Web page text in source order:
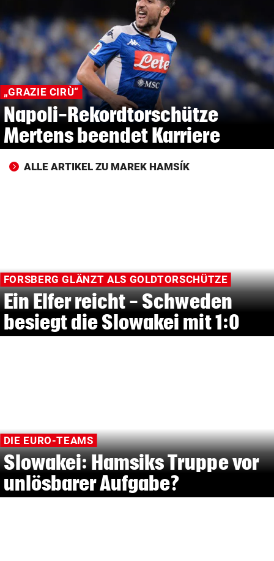
© Krone Multimedia GmbH & Co KG 2026
Muthgasse 2, 1190 Wien
„GRAZIE CIRÙ“
Napoli-Rekordtorschütze
Mertens beendet Karriere
ALLE ARTIKEL ZU MAREK HAMSÍK
FORSBERG GLÄNZT ALS GOLDTORSCHÜTZE
Ein Elfer reicht - Schweden
besiegt die Slowakei mit 1:0
DIE EURO-TEAMS
Slowakei: Hamsiks Truppe vor
unlösbarer Aufgabe?